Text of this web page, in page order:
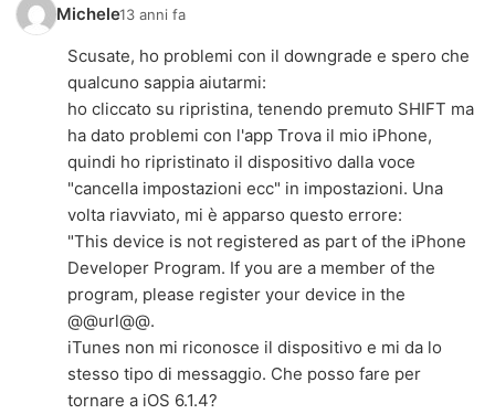
Michele13 anni fa
Scusate, ho problemi con il downgrade e spero che
qualcuno sappia aiutarmi:
ho cliccato su ripristina, tenendo premuto SHIFT ma
ha dato problemi con l'app Trova il mio iPhone,
quindi ho ripristinato il dispositivo dalla voce
"cancella impostazioni ecc" in impostazioni. Una
volta riavviato, mi è apparso questo errore:
"This device is not registered as part of the iPhone
Developer Program. If you are a member of the
program, please register your device in the
@@url@@.
iTunes non mi riconosce il dispositivo e mi da lo
stesso tipo di messaggio. Che posso fare per
tornare a iOS 6.1.4?